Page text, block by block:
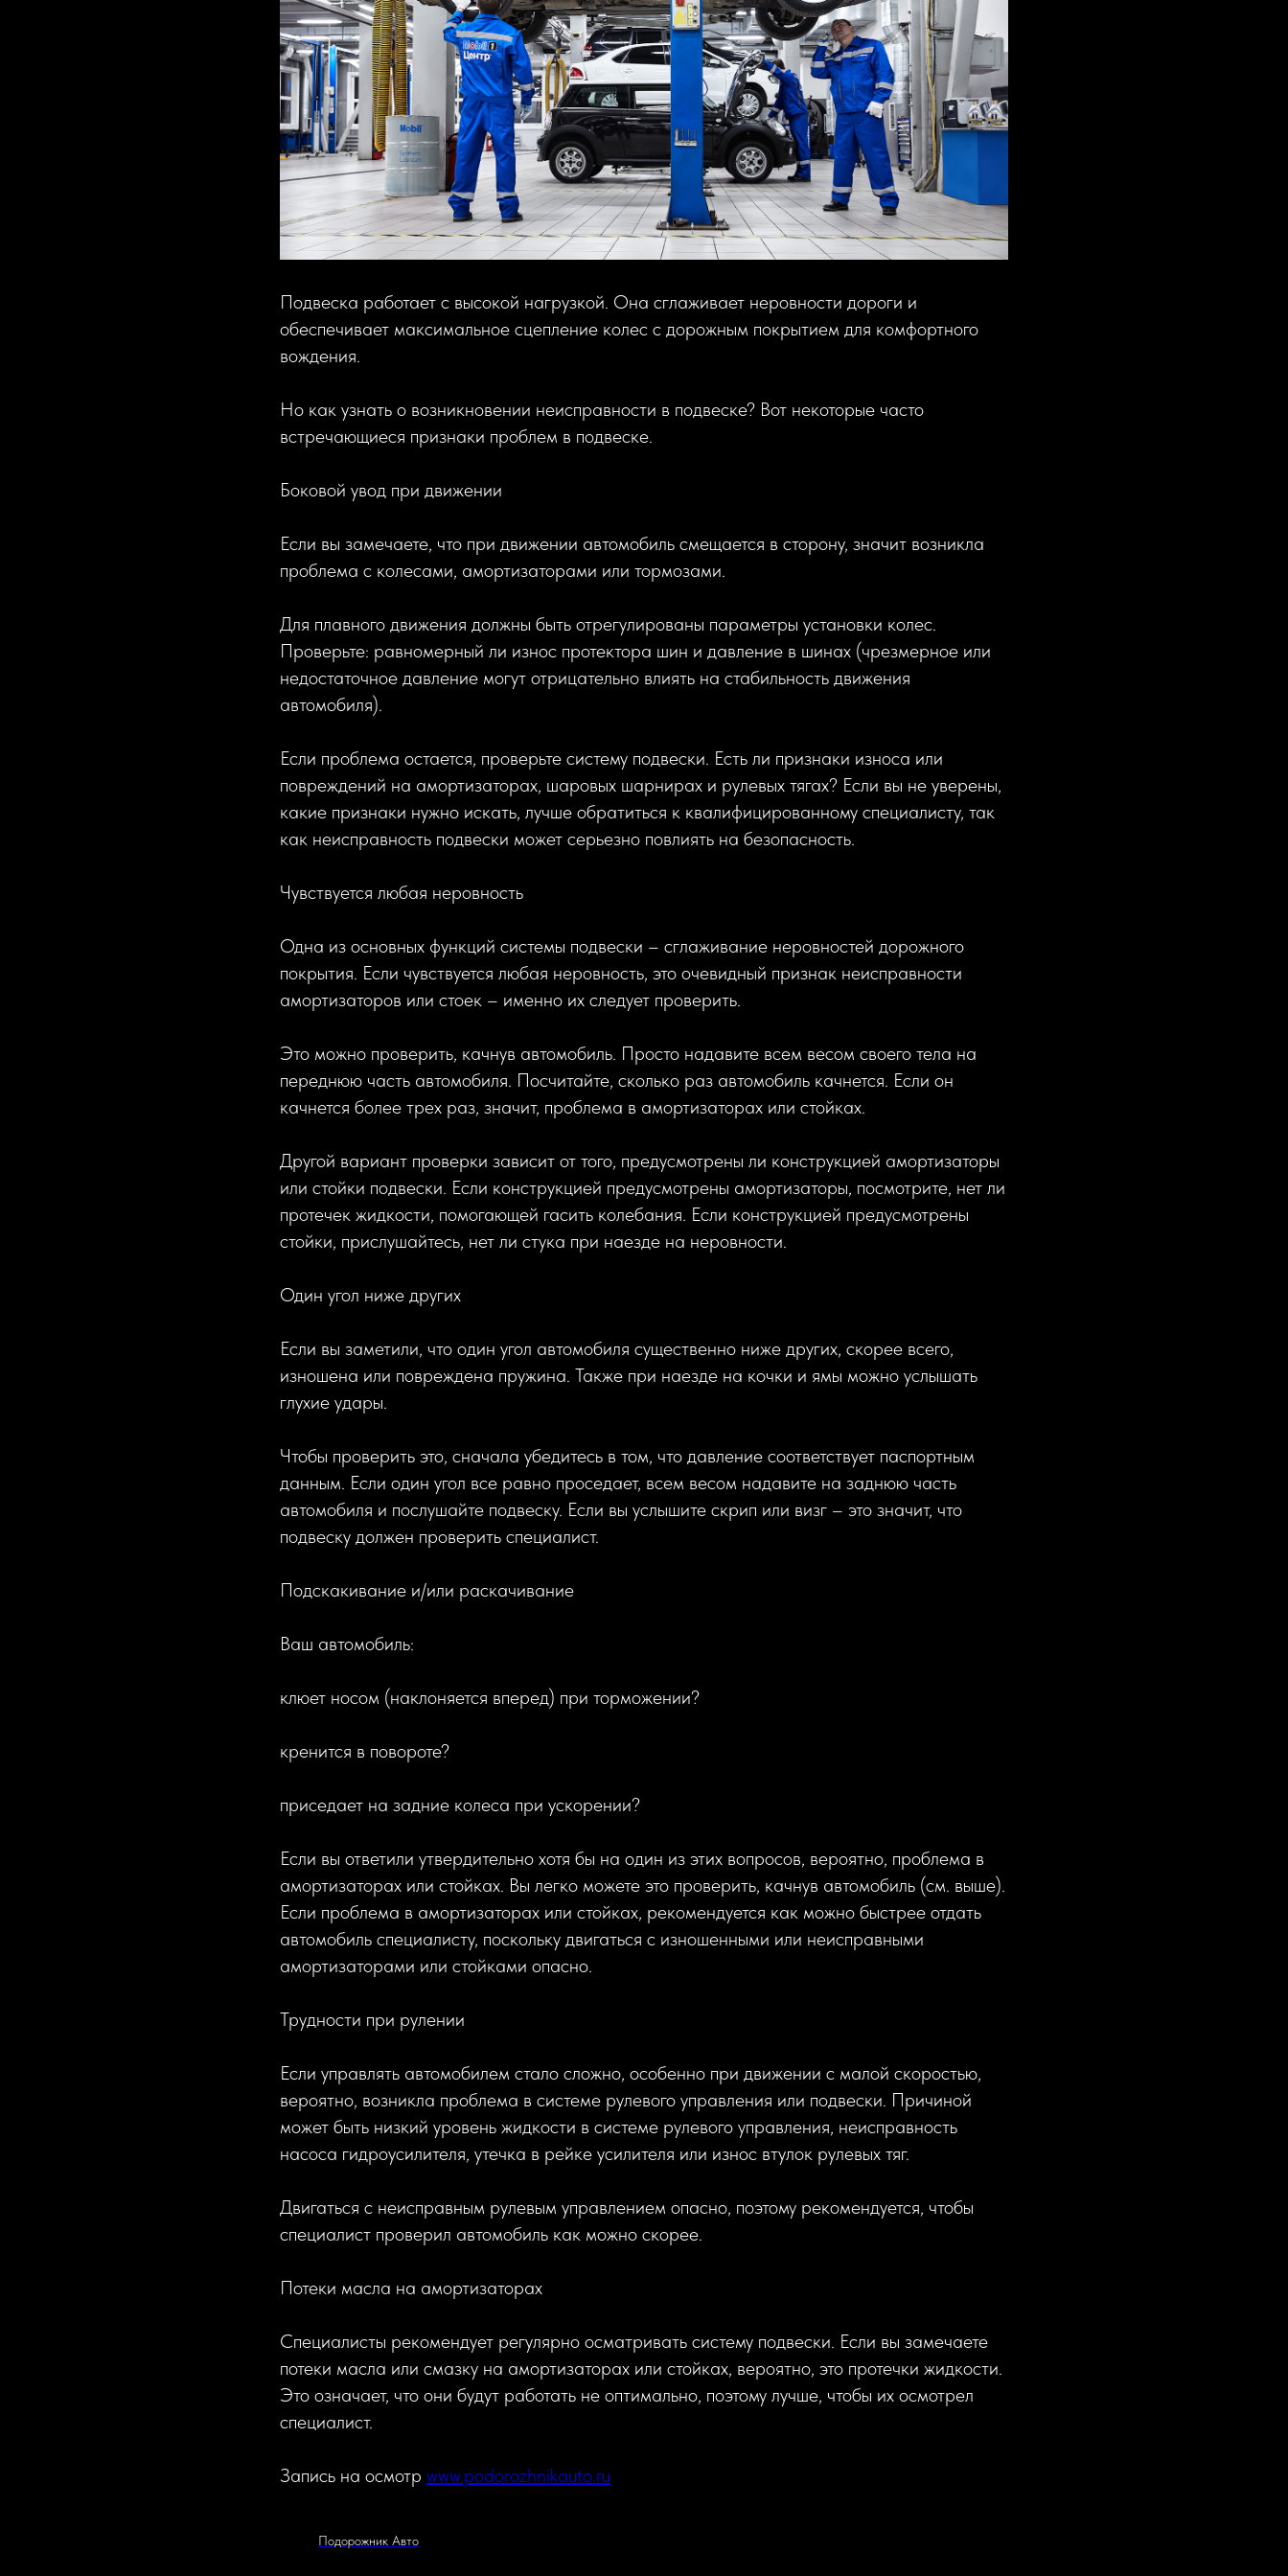
Подвеска работает с высокой нагрузкой. Она сглаживает неровности дороги и
обеспечивает максимальное сцепление колес с дорожным покрытием для комфортного
вождения.
Но как узнать о возникновении неисправности в подвеске? Вот некоторые часто
встречающиеся признаки проблем в подвеске.
Боковой увод при движении
Если вы замечаете, что при движении автомобиль смещается в сторону, значит возникла
проблема с колесами, амортизаторами или тормозами.
Для плавного движения должны быть отрегулированы параметры установки колес.
Проверьте: равномерный ли износ протектора шин и давление в шинах (чрезмерное или
недостаточное давление могут отрицательно влиять на стабильность движения
автомобиля).
Если проблема остается, проверьте систему подвески. Есть ли признаки износа или
повреждений на амортизаторах, шаровых шарнирах и рулевых тягах? Если вы не уверены,
какие признаки нужно искать, лучше обратиться к квалифицированному специалисту, так
как неисправность подвески может серьезно повлиять на безопасность.
Чувствуется любая неровность
Одна из основных функций системы подвески – сглаживание неровностей дорожного
покрытия. Если чувствуется любая неровность, это очевидный признак неисправности
амортизаторов или стоек – именно их следует проверить.
Это можно проверить, качнув автомобиль. Просто надавите всем весом своего тела на
переднюю часть автомобиля. Посчитайте, сколько раз автомобиль качнется. Если он
качнется более трех раз, значит, проблема в амортизаторах или стойках.
Другой вариант проверки зависит от того, предусмотрены ли конструкцией амортизаторы
или стойки подвески. Если конструкцией предусмотрены амортизаторы, посмотрите, нет ли
протечек жидкости, помогающей гасить колебания. Если конструкцией предусмотрены
стойки, прислушайтесь, нет ли стука при наезде на неровности.
Один угол ниже других
Если вы заметили, что один угол автомобиля существенно ниже других, скорее всего,
изношена или повреждена пружина. Также при наезде на кочки и ямы можно услышать
глухие удары.
Чтобы проверить это, сначала убедитесь в том, что давление соответствует паспортным
данным. Если один угол все равно проседает, всем весом надавите на заднюю часть
автомобиля и послушайте подвеску. Если вы услышите скрип или визг – это значит, что
подвеску должен проверить специалист.
Подскакивание и/или раскачивание
Ваш автомобиль:
клюет носом (наклоняется вперед) при торможении?
кренится в повороте?
приседает на задние колеса при ускорении?
Если вы ответили утвердительно хотя бы на один из этих вопросов, вероятно, проблема в
амортизаторах или стойках. Вы легко можете это проверить, качнув автомобиль (см. выше).
Если проблема в амортизаторах или стойках, рекомендуется как можно быстрее отдать
автомобиль специалисту, поскольку двигаться с изношенными или неисправными
амортизаторами или стойками опасно.
Трудности при рулении
Если управлять автомобилем стало сложно, особенно при движении с малой скоростью,
вероятно, возникла проблема в системе рулевого управления или подвески. Причиной
может быть низкий уровень жидкости в системе рулевого управления, неисправность
насоса гидроусилителя, утечка в рейке усилителя или износ втулок рулевых тяг.
Двигаться с неисправным рулевым управлением опасно, поэтому рекомендуется, чтобы
специалист проверил автомобиль как можно скорее.
Потеки масла на амортизаторах
Специалисты рекомендует регулярно осматривать систему подвески. Если вы замечаете
потеки масла или смазку на амортизаторах или стойках, вероятно, это протечки жидкости.
Это означает, что они будут работать не оптимально, поэтому лучше, чтобы их осмотрел
специалист.
Запись на осмотр www.podorozhnikauto.ru
Подорожник Авто